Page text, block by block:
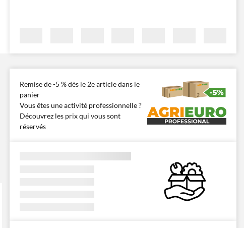
Remise de -5 % dès le 2e article dans le
panier
Vous êtes une activité professionnelle ?
Découvrez les prix qui vous sont
réservés